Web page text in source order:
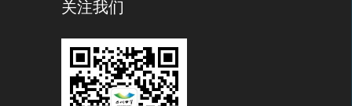
关注我们